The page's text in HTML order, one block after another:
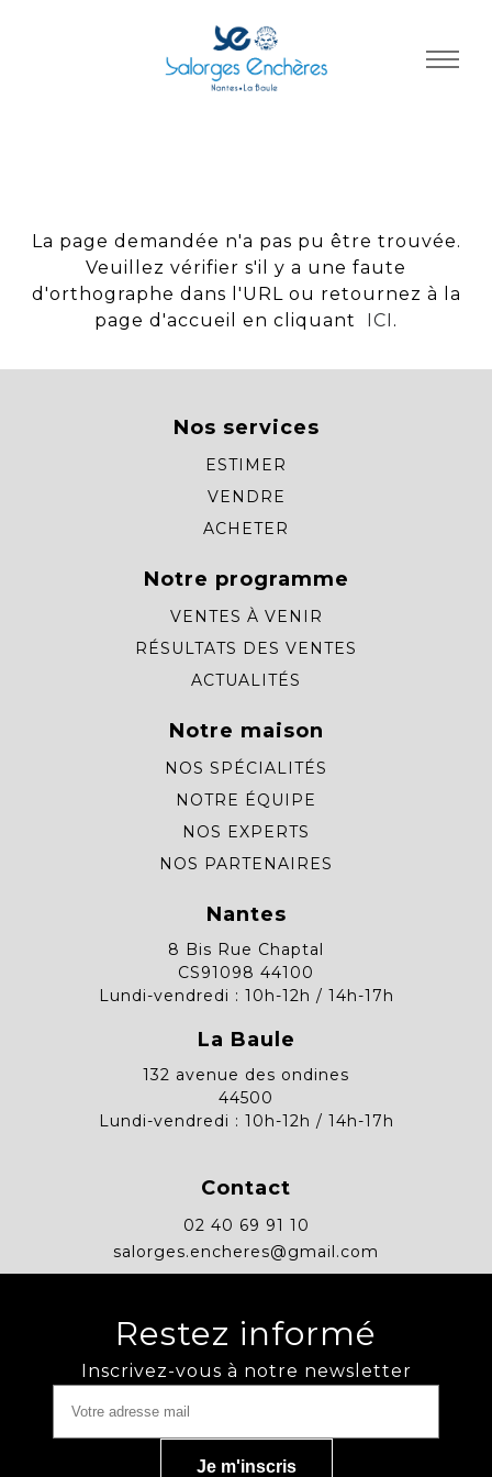
La page demandée n'a pas pu être trouvée.
Veuillez vérifier s'il y a une faute
d'orthographe dans l'URL ou retournez à la
page d'accueil en cliquant
ICI .
Nos services
ESTIMER
VENDRE
ACHETER
Notre programme
VENTES À VENIR
RÉSULTATS DES VENTES
ACTUALITÉS
Notre maison
NOS SPÉCIALITÉS
NOTRE ÉQUIPE
NOS EXPERTS
NOS PARTENAIRES
Nantes
8 Bis Rue Chaptal
CS91098 44100
Lundi-vendredi : 10h-12h / 14h-17h
La Baule
132 avenue des ondines
44500
Lundi-vendredi : 10h-12h / 14h-17h
Contact
02 40 69 91 10
salorges.encheres@gmail.com
Restez informé
Inscrivez-vous à notre newsletter